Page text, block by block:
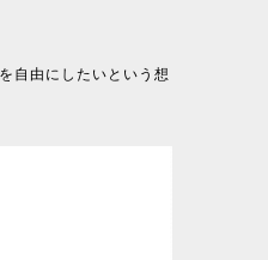
自由にしたいという想